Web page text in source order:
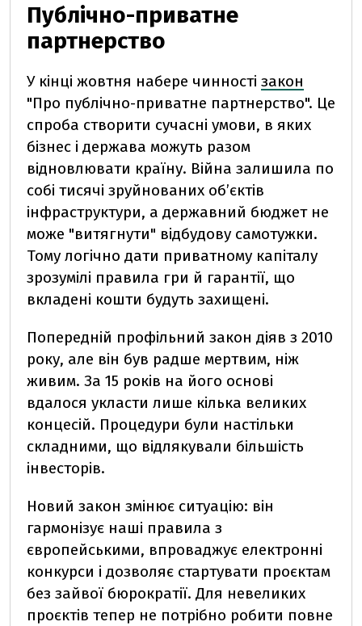
Публічно-приватне
партнерство
У кінці жовтня набере чинності закон
"Про публічно-приватне партнерство". Це
спроба створити сучасні умови, в яких
бізнес і держава можуть разом
відновлювати країну. Війна залишила по
собі тисячі зруйнованих об’єктів
інфраструктури, а державний бюджет не
може "витягнути" відбудову самотужки.
Тому логічно дати приватному капіталу
зрозумілі правила гри й гарантії, що
вкладені кошти будуть захищені.
Попередній профільний закон діяв з 2010
року, але він був радше мертвим, ніж
живим. За 15 років на його основі
вдалося укласти лише кілька великих
концесій. Процедури були настільки
складними, що відлякували більшість
інвесторів.
Новий закон змінює ситуацію: він
гармонізує наші правила з
європейськими, впроваджує електронні
конкурси і дозволяє стартувати проєктам
без зайвої бюрократії. Для невеликих
проєктів тепер не потрібно робити повне